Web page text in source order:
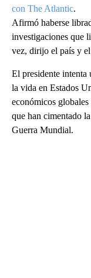
con The Atlantic.
Afirmó haberse
investigaciones que
vez, dirijo el país y
El presidente intenta
la vida en Estados
económicos
que han cimentado
Guerra Mundial.